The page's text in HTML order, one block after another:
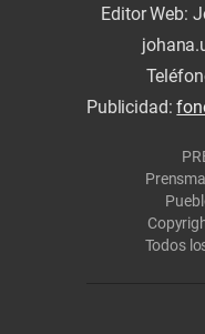
Editor Web:
Publicidad:
Todos